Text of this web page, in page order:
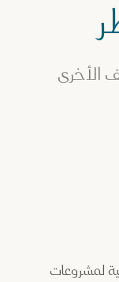
الأخرى
لمشروعات